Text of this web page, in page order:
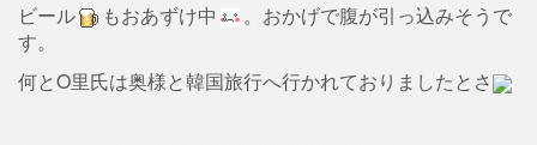
ビール
もおあずけ中
。おかげで腹が引っ込みそうで
す。
何とO里氏は奥様と韓国旅行へ行かれておりましたとさ